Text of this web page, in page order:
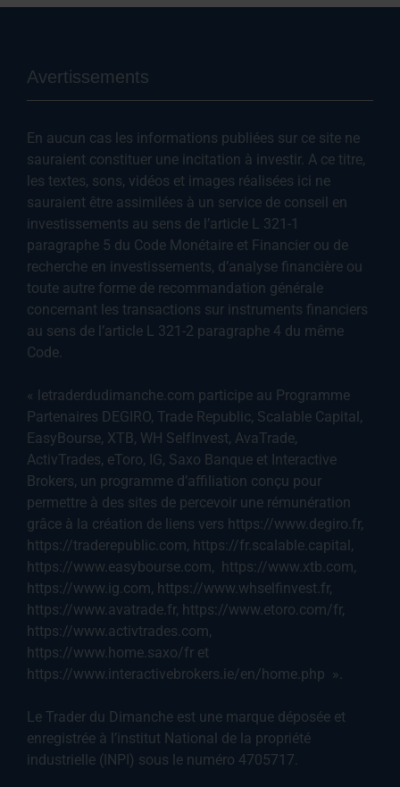
Avertissements
En aucun cas les informations publiées sur ce site ne
sauraient constituer une incitation à investir. A ce titre,
les textes, sons, vidéos et images réalisées ici ne
sauraient être assimilées à un service de conseil en
investissements au sens de l’article L 321-1
paragraphe 5 du Code Monétaire et Financier ou de
recherche en investissements, d’analyse financière ou
toute autre forme de recommandation générale
concernant les transactions sur instruments financiers
au sens de l’article L 321-2 paragraphe 4 du même
Code.
« letraderdudimanche.com participe au Programme
Partenaires DEGIRO, Trade Republic, Scalable Capital,
EasyBourse, XTB, WH SelfInvest, AvaTrade,
ActivTrades, eToro, IG, Saxo Banque et Interactive
Brokers, un programme d’affiliation conçu pour
permettre à des sites de percevoir une rémunération
grâce à la création de liens vers https://www.degiro.fr,
https://traderepublic.com, https://fr.scalable.capital,
https://www.easybourse.com, https://www.xtb.com,
https://www.ig.com, https://www.whselfinvest.fr,
https://www.avatrade.fr, https://www.etoro.com/fr,
https://www.activtrades.com,
https://www.home.saxo/fr et
https://www.interactivebrokers.ie/en/home.php ».
Le Trader du Dimanche est une marque déposée et
enregistrée à l’institut National de la propriété
industrielle (INPI) sous le numéro 4705717.